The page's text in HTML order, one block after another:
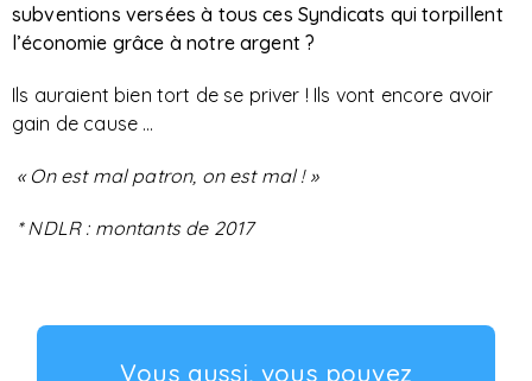
subventions versées à tous ces Syndicats qui torpillent
l’économie grâce à notre argent ?
Ils auraient bien tort de se priver ! Ils vont encore avoir
gain de cause …
« On est mal patron, on est mal ! »
* NDLR : montants de 2017
Vous aussi, vous pouvez